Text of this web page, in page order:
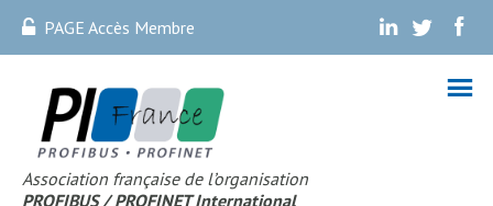
PAGE Accès Membre . . .
Association française de l’organisation
PROFIBUS / PROFINET International